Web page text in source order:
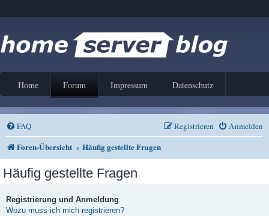
Home Forum Impressum Datenschutz
FAQ Anmelden
Registrieren
Foren-Übersicht Häufig gestellte Fragen
Häufig gestellte Fragen
Registrierung und Anmeldung
Wozu muss ich mich registrieren?